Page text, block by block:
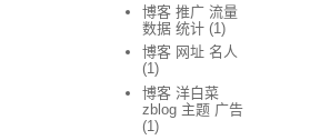
博客 推广 流量
数据 统计 (1)
博客 网址 名人
(1)
博客 洋白菜
zblog 主题 广告
(1)